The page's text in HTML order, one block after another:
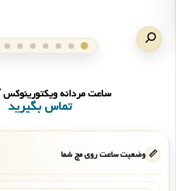
ساعت مردانه ویکتورینوکس 241777
تماس بگیرید
📏 وضعیت ساعت روی مچ شما